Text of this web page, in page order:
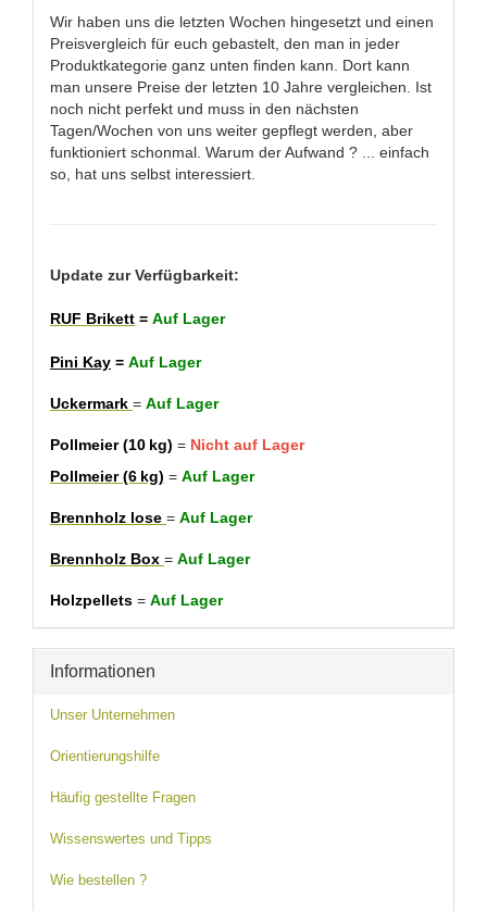
Wir haben uns die letzten Wochen hingesetzt und einen
Preisvergleich für euch gebastelt, den man in jeder
Produktkategorie ganz unten finden kann. Dort kann
man unsere Preise der letzten 10 Jahre vergleichen. Ist
noch nicht perfekt und muss in den nächsten
Tagen/Wochen von uns weiter gepflegt werden, aber
funktioniert schonmal. Warum der Aufwand ? ... einfach
so, hat uns selbst interessiert.
Update zur Verfügbarkeit:
RUF Brikett = Auf Lager
Pini Kay = Auf Lager
Uckermark = Auf Lager
Pollmeier (10 kg) = Nicht auf Lager
Pollmeier (6 kg) = Auf Lager
Brennholz lose = Auf Lager
Brennholz Box = Auf Lager
Holzpellets = Auf Lager
Informationen
Unser Unternehmen
Orientierungshilfe
Häufig gestellte Fragen
Wissenswertes und Tipps
Wie bestellen ?